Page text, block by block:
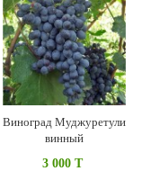
Виноград Муджуретули
винный
3 000 T